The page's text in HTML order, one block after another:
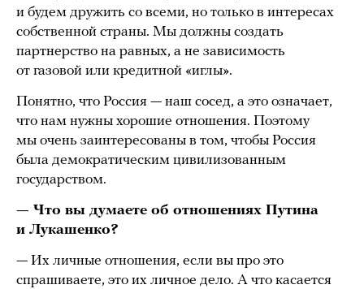
и будем дружить со всеми, но только в интересах
собственной страны. Мы должны создать
партнерство на равных, а не зависимость
от газовой или кредитной «иглы».
Понятно, что Россия — наш сосед, а это означает,
что нам нужны хорошие отношения. Поэтому
мы очень заинтересованы в том, чтобы Россия
была демократическим цивилизованным
государством.
— Что вы думаете об отношениях Путина
и Лукашенко?
— Их личные отношения, если вы про это
спрашиваете, это их личное дело. А что касается